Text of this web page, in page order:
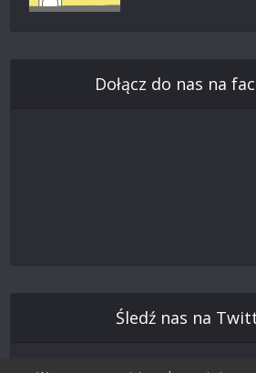
Dołącz do nas na
Śledź nas na